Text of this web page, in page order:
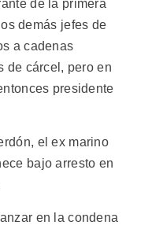
de la primera
demás jefes de
a cadenas
de cárcel, pero en
presidente
el ex marino
bajo arresto en
en la condena